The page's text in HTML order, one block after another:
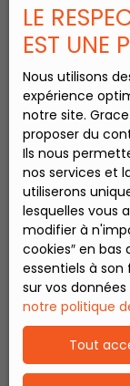
LE
EST UNE
Nous utilisons
expérience
notre site.
proposer du
Ils nous
nos services et
utiliserons
lesquelles vous
modifier à
cookies″ en
essentiels à
sur vos
notre politique
Tout